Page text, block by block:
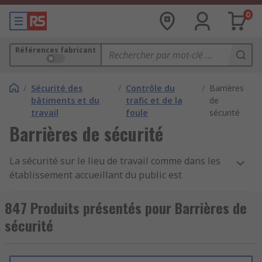
0
Références fabricant
/ Sécurité des
bâtiments et du
travail
/ Contrôle du
trafic et de la
foule
/ Barrières
de
sécurité
Barrières de sécurité
La sécurité sur le lieu de travail comme dans les
établissement accueillant du public est
dispositif visant à empêcher l'accès du public à
une zone donnée. En cas de besoin, elle peut être
rapidement déployée sur site pour une
raisons de sécurité, elle permet également de
847 Produits présentés pour Barrières de
sécurité